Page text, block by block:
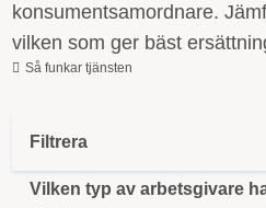
konsumentsamordnare.
vilken som ger bäst
Så funkar tjänsten
Filtrera
Vilken typ av arbetsgivare